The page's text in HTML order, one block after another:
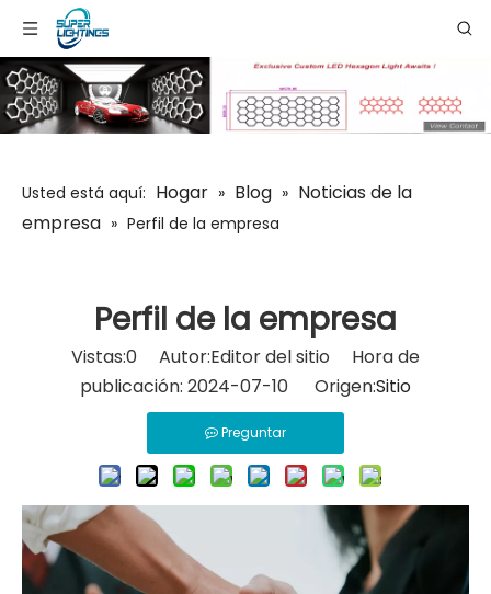
Usted está aquí: Hogar » Blog » Noticias de la
empresa » Perfil de la empresa
Perfil de la empresa
Vistas:0 Autor:Editor del sitio Hora de
publicación: 2024-07-10 Origen:Sitio
Preguntar